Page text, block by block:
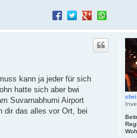
kann ja jeder für sich
hatte sich aber bwi
Suvarnabhumi Airport
dir das alles vor Ort, bei